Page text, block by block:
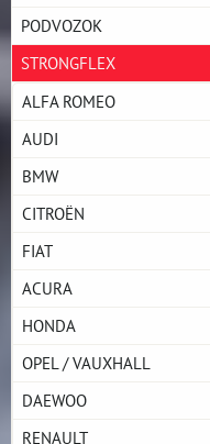
PODVOZOK
STRONGFLEX
ALFA ROMEO
AUDI
BMW
CITROËN
FIAT
ACURA
HONDA
OPEL / VAUXHALL
DAEWOO
RENAULT